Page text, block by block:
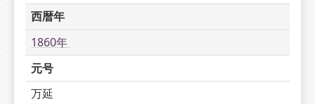
西暦年
1860年
元号
万延